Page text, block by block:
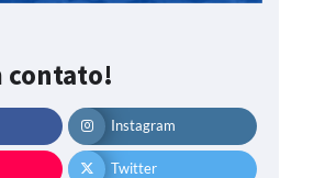
contato!
Instagram
Twitter